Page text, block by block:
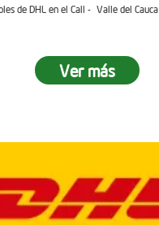
de DHL en el Cali - Valle del Cauca
Ver más